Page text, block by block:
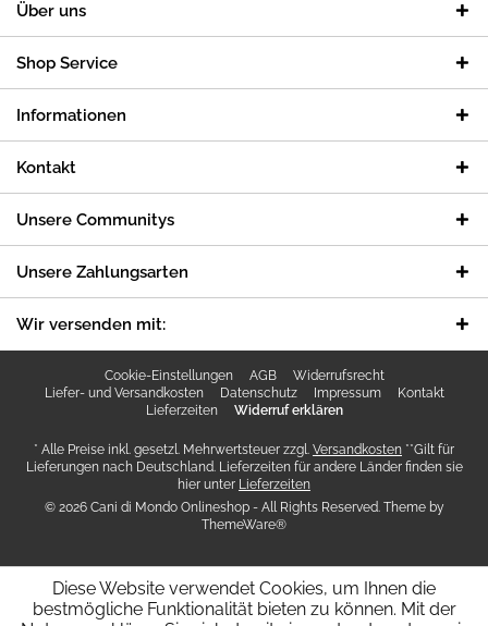
Über uns
Shop Service
Informationen
Kontakt
Unsere Communitys
Unsere Zahlungsarten
Wir versenden mit:
Cookie-Einstellungen AGB
Widerrufsrecht
Liefer- und Versandkosten
Datenschutz Impressum
Kontakt
Lieferzeiten
Widerruf erklären
* Alle Preise inkl. gesetzl. Mehrwertsteuer zzgl. Versandkosten **Gilt für
Lieferungen nach Deutschland. Lieferzeiten für andere Länder finden sie
hier unter Lieferzeiten
© 2026 Cani di Mondo Onlineshop - All Rights Reserved. Theme by
ThemeWare®
Diese Website verwendet Cookies, um Ihnen die
bestmögliche Funktionalität bieten zu können. Mit der